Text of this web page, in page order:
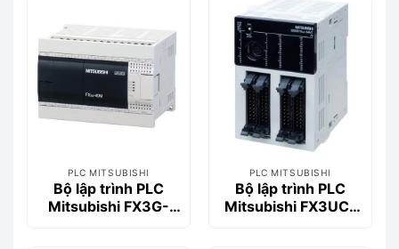
PLC MITSUBISHI
Bộ lập trình PLC
Mitsubishi FX3G-
PLC MITSUBISHI
Bộ lập trình PLC
Mitsubishi FX3UC-